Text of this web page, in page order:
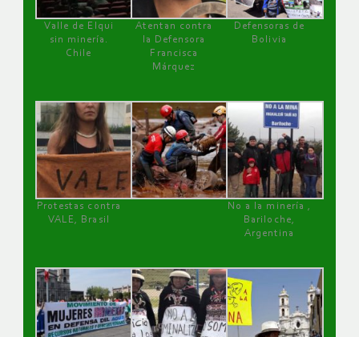
Valle de Elqui
sin minería.
Chile
Atentan contra
la Defensora
Francisca
Márquez
Defensoras de
Bolivia
Protestas contra
VALE, Brasil
No a la minería ,
Bariloche,
Argentina